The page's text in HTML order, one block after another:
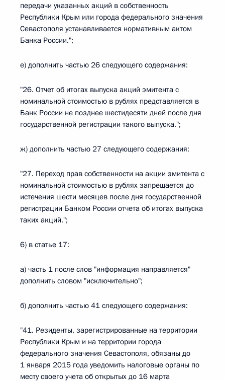
передачи указанных акций в собственность
Республики Крым или города федерального значения
Севастополя устанавливается нормативным актом
Банка России.";
е) дополнить частью 26 следующего содержания:
"26. Отчет об итогах выпуска акций эмитента с
номинальной стоимостью в рублях представляется в
Банк России не позднее шестидесяти дней после дня
государственной регистрации такого выпуска.";
ж) дополнить частью 27 следующего содержания:
"27. Переход прав собственности на акции эмитента с
номинальной стоимостью в рублях запрещается до
истечения шести месяцев после дня государственной
регистрации Банком России отчета об итогах выпуска
таких акций.";
6) в статье 17:
а) часть 1 после слов "информация направляется"
дополнить словом "исключительно";
б) дополнить частью 41 следующего содержания:
"41. Резиденты, зарегистрированные на территории
Республики Крым и на территории города
федерального значения Севастополя, обязаны до
1 января 2015 года уведомить налоговые органы по
месту своего учета об открытых до 16 марта